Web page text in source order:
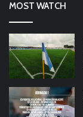
MOST WATCH